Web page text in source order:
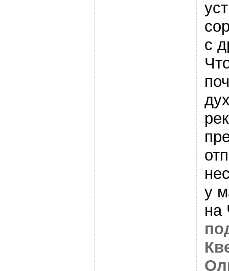
с
у
на